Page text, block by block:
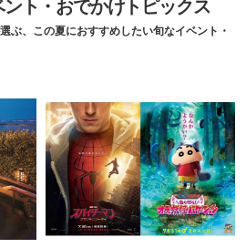
ト・おでかけトピックス
ぶ、この夏におすすめしたい旬なイベント・